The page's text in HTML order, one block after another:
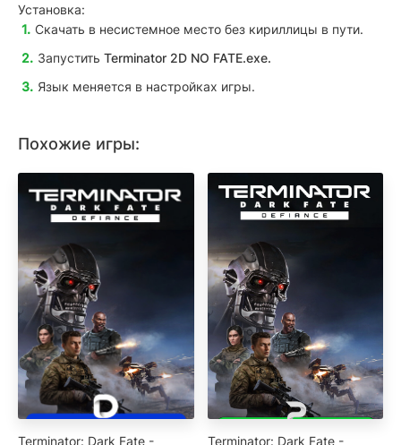
Установка:
Скачать в несистемное место без кириллицы в пути.
Запустить Terminator 2D NO FATE.exe.
Язык меняется в настройках игры.
Похожие игры:
Terminator: Dark Fate - Terminator: Dark Fate -